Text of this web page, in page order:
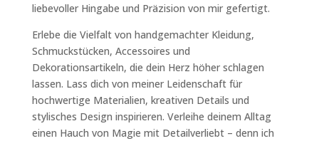
liebevoller Hingabe und Präzision von mir gefertigt.
Erlebe die Vielfalt von handgemachter Kleidung,
Schmuckstücken, Accessoires und
Dekorationsartikeln, die dein Herz höher schlagen
lassen. Lass dich von meiner Leidenschaft für
hochwertige Materialien, kreativen Details und
stylisches Design inspirieren. Verleihe deinem Alltag
einen Hauch von Magie mit Detailverliebt – denn ich